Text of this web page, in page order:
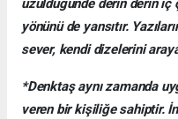
üzüldüğünde derin derin iç
yönünü de yansıtır.
sever, kendi dizelerini
*Denktaş aynı zamanda
veren bir kişiliğe sahiptir.